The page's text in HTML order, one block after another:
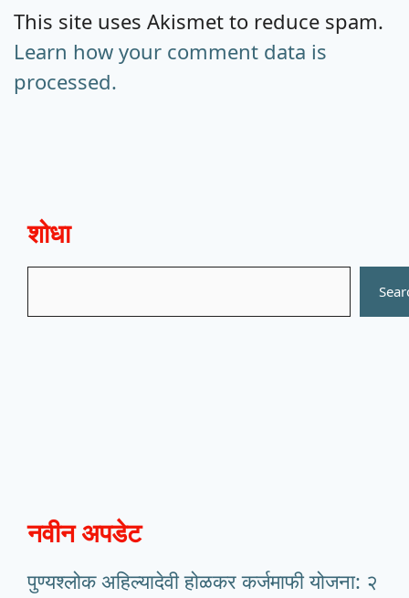
This site uses Akismet to reduce spam.
Learn how your comment data is
processed.
शोधा
नवीन अपडेट
पुण्यश्लोक अहिल्यादेवी होळकर कर्जमाफी योजना: २